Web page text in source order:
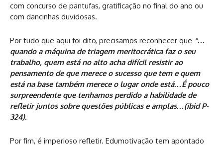
com concurso de pantufas, gratificação no final do ano ou
com dancinhas duvidosas.
Por tudo que aqui foi dito, precisamos reconhecer que “…
quando a máquina de triagem meritocrática faz o seu
trabalho, quem está no alto acha difícil resistir ao
pensamento de que merece o sucesso que tem e quem
está na base também merece o lugar onde está…É pouco
surpreendente que tenhamos perdido a habilidade de
refletir juntos sobre questões públicas e amplas…(ibid P-
324).
Por fim, é imperioso refletir. Edumotivação tem apontado